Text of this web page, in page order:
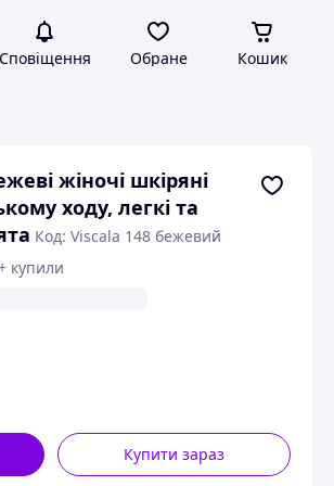
Сповіщення Обране Кошик
жіночі шкіряні
ходу, легкі та
Код: Viscala 148 бежевий
купили
Купити зараз